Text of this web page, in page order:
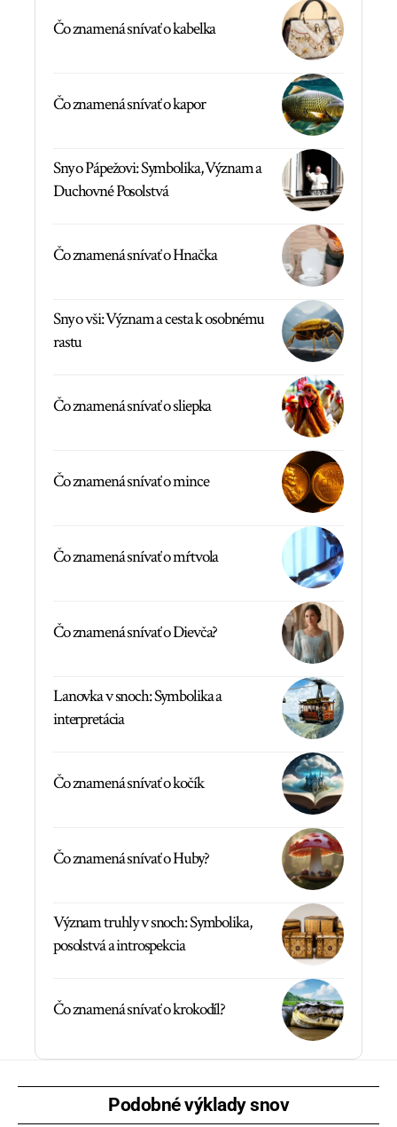
Čo znamená snívať o kabelka
Čo znamená snívať o kapor
Sny o Pápežovi: Symbolika, Význam a
Duchovné Posolstvá
Čo znamená snívať o Hnačka
Sny o vši: Význam a cesta k osobnému
rastu
Čo znamená snívať o sliepka
Čo znamená snívať o mince
Čo znamená snívať o mŕtvola
Čo znamená snívať o Dievča?
Lanovka v snoch: Symbolika a
interpretácia
Čo znamená snívať o kočík
Čo znamená snívať o Huby?
Význam truhly v snoch: Symbolika,
posolstvá a introspekcia
Čo znamená snívať o krokodíl?
Podobné výklady snov